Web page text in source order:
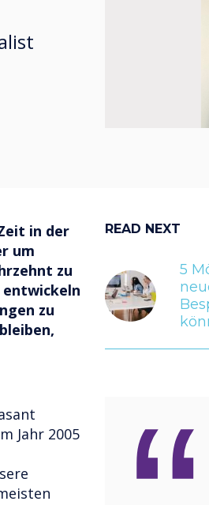
in der
um
zu
entwickeln
zu
Jahr 2005
READ NEXT
5